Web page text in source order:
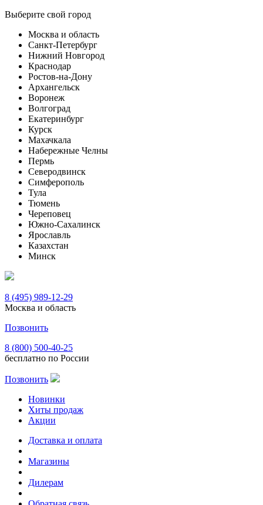
Выберите свой город
Москва и область
Санкт-Петербург
Нижний Новгород
Краснодар
Ростов-на-Дону
Архангельск
Воронеж
Волгоград
Екатеринбург
Курск
Махачкала
Набережные Челны
Пермь
Северодвинск
Симферополь
Тула
Тюмень
Череповец
Южно-Сахалинск
Ярославль
Казахстан
Минск
8 (495) 989-12-29
Москва и область
Позвонить
8 (800) 500-40-25
бесплатно по России
Позвонить
Новинки
Хиты продаж
Акции
Доставка и оплата
Магазины
Дилерам